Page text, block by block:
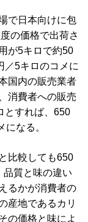
で日本向けに包
の価格で出荷さ
が5キロで約50
／5キロのコメに
国内の販売業者
消費者への販売
とすれば、650
なる。
比較しても650
品質と味の違い
るかが消費者の
産地であるカリ
の価格と味によ